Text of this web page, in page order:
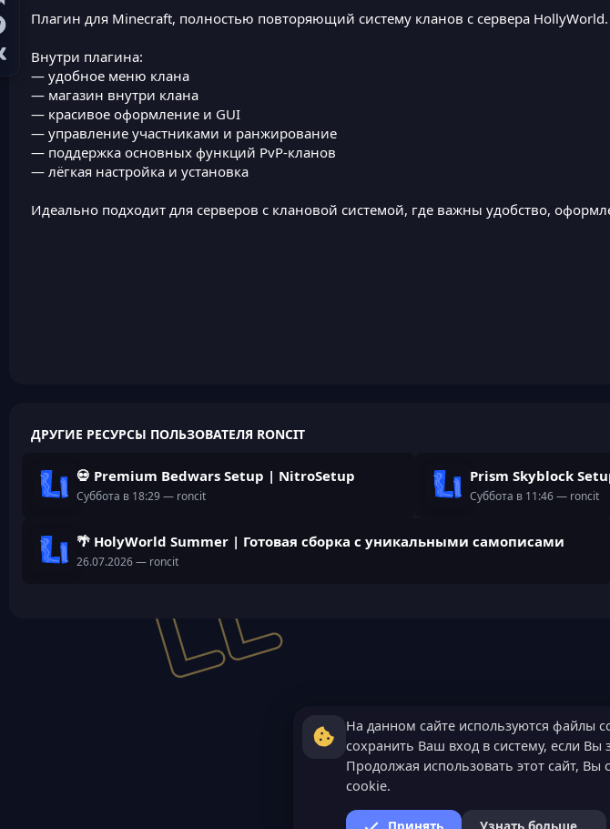
Плагин для Minecraft, полностью повторяющий систему кланов с сервера HollyWorld.
Внутри плагина:
— удобное меню клана
— магазин внутри клана
— красивое оформление и GUI
— управление участниками и ранжирование
— поддержка основных функций PvP-кланов
— лёгкая настройка и установка
Идеально подходит для серверов с клановой системой, где важны удобство,
ДРУГИЕ РЕСУРСЫ ПОЛЬЗОВАТЕЛЯ RONCIT
💀 Premium Bedwars Setup | NitroSetup
Суббота в 18:29— roncit
Prism Skyblock
Суббота в 11:46— roncit
🌴 HolyWorld Summer | Готовая сборка с уникальными самописами
26.07.2026— roncit
На данном сайте используются файлы
сохранить Ваш вход в систему, если Вы
Продолжая использовать этот сайт,
cookie.